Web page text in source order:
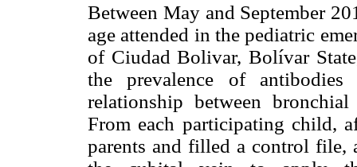
Between May and September
age attended in the pediatric
of Ciudad Bolivar, Bolívar
the prevalence of
relationship between
From each participating child,
parents and filled a control file,